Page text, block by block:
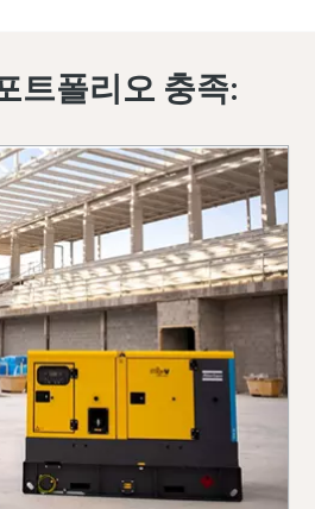
트폴리오 충족: